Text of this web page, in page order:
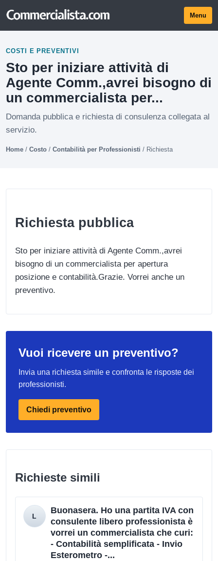
Menu
COSTI E PREVENTIVI
Sto per iniziare attività di
Agente Comm.,avrei bisogno di
un commercialista per...
Domanda pubblica e richiesta di consulenza collegata al
servizio.
Home / Costo / Contabilità per Professionisti / Richiesta
Richiesta pubblica
Sto per iniziare attività di Agente Comm.,avrei
bisogno di un commercialista per apertura
posizione e contabilità.Grazie. Vorrei anche un
preventivo.
Vuoi ricevere un preventivo?
Invia una richiesta simile e confronta le risposte dei
professionisti.
Chiedi preventivo
Richieste simili
Buonasera. Ho una partita IVA con
consulente libero professionista è
vorrei un commercialista che curi:
- Contabilità semplificata - Invio
Esterometro -...